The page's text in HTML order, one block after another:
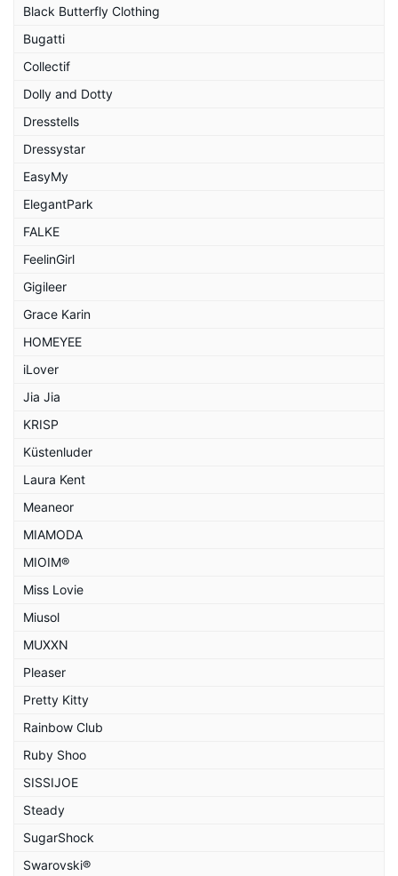
Black Butterfly Clothing
Bugatti
Collectif
Dolly and Dotty
Dresstells
Dressystar
EasyMy
ElegantPark
FALKE
FeelinGirl
Gigileer
Grace Karin
HOMEYEE
iLover
Jia Jia
KRISP
Küstenluder
Laura Kent
Meaneor
MIAMODA
MIOIM®
Miss Lovie
Miusol
MUXXN
Pleaser
Pretty Kitty
Rainbow Club
Ruby Shoo
SISSIJOE
Steady
SugarShock
Swarovski®